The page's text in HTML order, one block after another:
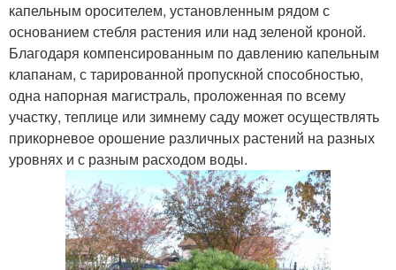
капельным оросителем, установленным рядом с
основанием стебля растения или над зеленой кроной.
Благодаря компенсированным по давлению капельным
клапанам, с тарированной пропускной способностью,
одна напорная магистраль, проложенная по всему
участку, теплице или зимнему саду может осуществлять
прикорневое орошение различных растений на разных
уровнях и с разным расходом воды.